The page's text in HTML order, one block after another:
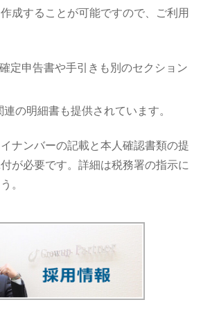
作成することが可能ですので、ご利用
定申告書や手引きも別のセクション
の明細書も提供されています。
ナンバーの記載と本人確認書類の提
が必要です。詳細は税務署の指示に
。